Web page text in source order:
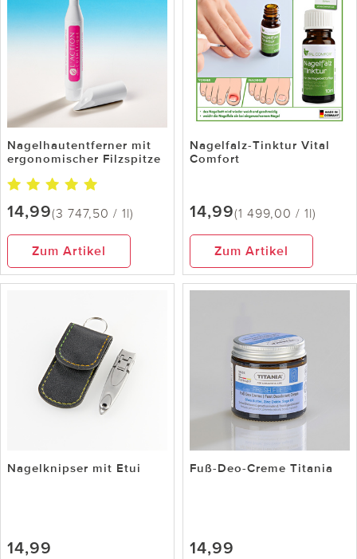
Nagelhautentferner mit
ergonomischer Filzspitze
14,99(3 747,50 / 1l)
Zum Artikel
Nagelfalz-Tinktur Vital
Comfort
14,99(1 499,00 / 1l)
Zum Artikel
Nagelknipser mit Etui
14,99
Fuß-Deo-Creme Titania
14,99